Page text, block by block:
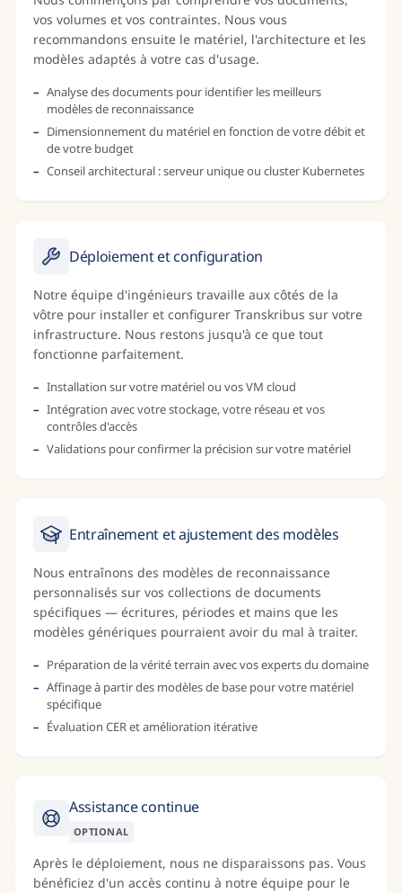
vos volumes et vos contraintes. Nous vous
recommandons ensuite le matériel, l'architecture et les
modèles adaptés à votre cas d'usage.
Analyse des documents pour identifier les meilleurs
modèles de reconnaissance
Dimensionnement du matériel en fonction de votre débit et
de votre budget
Conseil architectural : serveur unique ou cluster Kubernetes
Déploiement et configuration
Notre équipe d'ingénieurs travaille aux côtés de la
vôtre pour installer et configurer Transkribus sur votre
infrastructure. Nous restons jusqu'à ce que tout
fonctionne parfaitement.
Installation sur votre matériel ou vos VM cloud
Intégration avec votre stockage, votre réseau et vos
contrôles d'accès
Validations pour confirmer la précision sur votre matériel
Entraînement et ajustement des modèles
Nous entraînons des modèles de reconnaissance
personnalisés sur vos collections de documents
spécifiques — écritures, périodes et mains que les
modèles génériques pourraient avoir du mal à traiter.
Préparation de la vérité terrain avec vos experts du domaine
Affinage à partir des modèles de base pour votre matériel
spécifique
Évaluation CER et amélioration itérative
Assistance continue
OPTIONAL
Après le déploiement, nous ne disparaissons pas. Vous
bénéficiez d'un accès continu à notre équipe pour le